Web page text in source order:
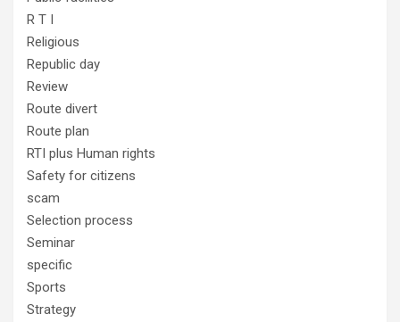
R T I
Religious
Republic day
Review
Route divert
Route plan
RTI plus Human rights
Safety for citizens
scam
Selection process
Seminar
specific
Sports
Strategy